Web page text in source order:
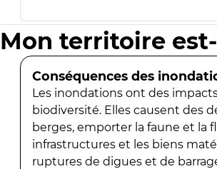
Mon territoire
Conséquences des
Les inondations ont des
biodiversité. Elles causent des
berges, emporter la faune et la
infrastructures et les biens
ruptures de digues et de